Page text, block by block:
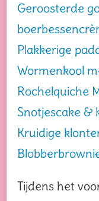
Geroosterde
Plakkerige
Wormenkool
Rochelquiche
Snotjescake &
Kruidige
Tijdens het